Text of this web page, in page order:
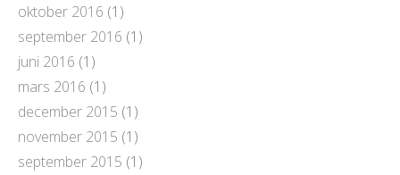
oktober 2016 (1)
september 2016 (1)
juni 2016 (1)
mars 2016 (1)
december 2015 (1)
november 2015 (1)
september 2015 (1)